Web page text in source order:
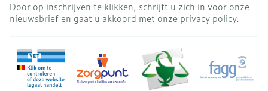
Door op inschrijven te klikken, schrijft u zich in voor onze
nieuwsbrief en gaat u akkoord met onze privacy policy.